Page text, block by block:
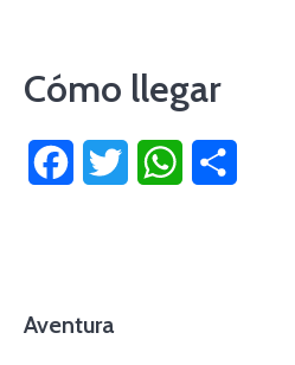
Cómo llegar
FacebookTwitter WhatsApp
Aventura